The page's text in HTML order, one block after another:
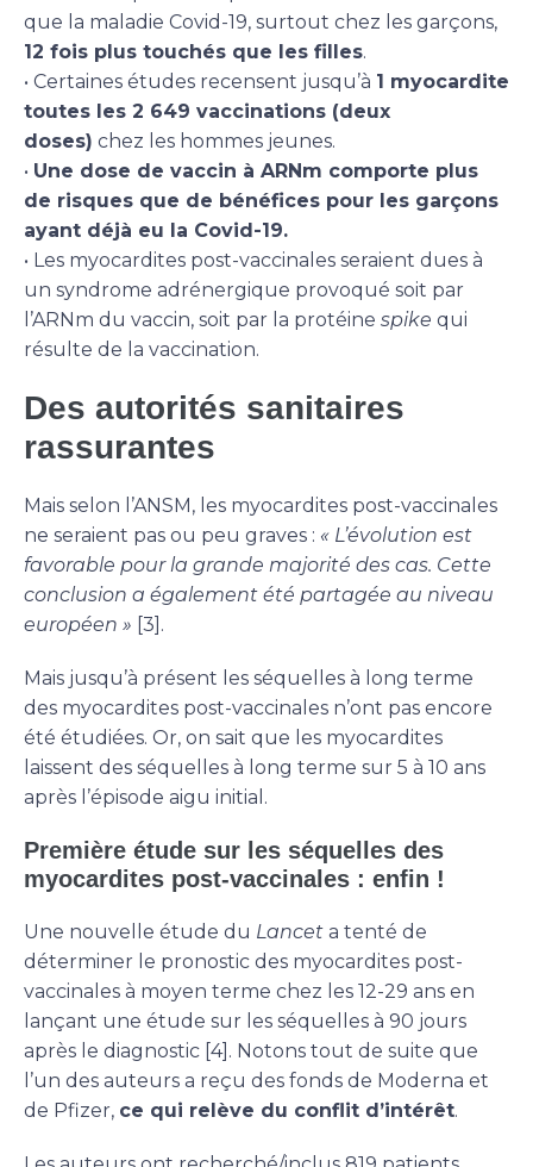
que la maladie Covid-19, surtout chez les garçons,
12 fois plus touchés que les filles.
• Certaines études recensent jusqu’à 1 myocardite
toutes les 2 649 vaccinations (deux
doses) chez les hommes jeunes.
• Une dose de vaccin à ARNm comporte plus
de risques que de bénéfices pour les garçons
ayant déjà eu la Covid-19.
• Les myocardites post-vaccinales seraient dues à
un syndrome adrénergique provoqué soit par
l’ARNm du vaccin, soit par la protéine spike qui
résulte de la vaccination.
Des autorités sanitaires
rassurantes
Mais selon l’ANSM, les myocardites post-vaccinales
ne seraient pas ou peu graves : « L’évolution est
favorable pour la grande majorité des cas. Cette
conclusion a également été partagée au niveau
européen » [3].
Mais jusqu’à présent les séquelles à long terme
des myocardites post-vaccinales n’ont pas encore
été étudiées. Or, on sait que les myocardites
laissent des séquelles à long terme sur 5 à 10 ans
après l’épisode aigu initial.
Première étude sur les séquelles des
myocardites post-vaccinales : enfin !
Une nouvelle étude du Lancet a tenté de
déterminer le pronostic des myocardites post-
vaccinales à moyen terme chez les 12-29 ans en
lançant une étude sur les séquelles à 90 jours
après le diagnostic [4]. Notons tout de suite que
l’un des auteurs a reçu des fonds de Moderna et
de Pfizer, ce qui relève du conflit d’intérêt.